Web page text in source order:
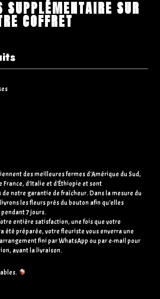
SUPPLÉMENTAIRE SUR
COFFRET
des meilleures fermes d'Amérique du Sud,
France, d'Italie et d'Éthiopie et sont
de notre garantie de fraîcheur. Dans la mesure du
les fleurs près du bouton afin qu'elles
7 jours.
entière satisfaction, une fois que votre
été préparée, votre fleuriste vous enverra une
fini par WhatsApp ou par e-mail pour
avant la livraison.